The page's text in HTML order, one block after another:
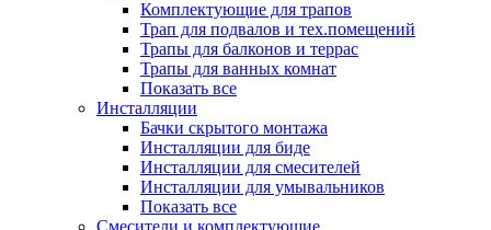
Комплектующие для трапов
Трап для подвалов и тех.помещений
Трапы для балконов и террас
Трапы для ванных комнат
Показать все
Инсталляции
Бачки скрытого монтажа
Инсталляции для биде
Инсталляции для смесителей
Инсталляции для умывальников
Показать все
Смесители и комплектующие